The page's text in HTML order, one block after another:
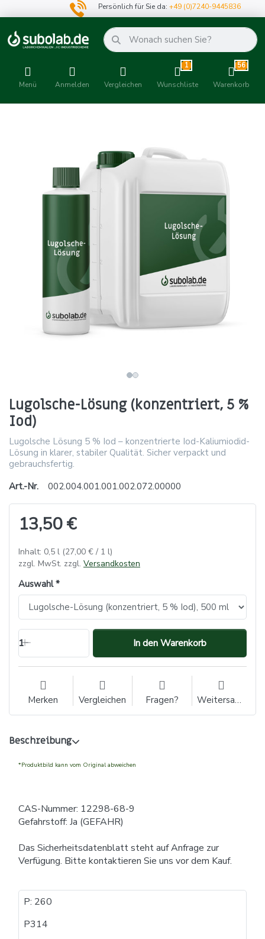
Persönlich für Sie da:+49 (0)7240-9445836
Menü Anmelden Vergleichen
1
Wunschliste
56
Warenkorb
Lugolsche-Lösung (konzentriert, 5 %
Iod)
Lugolsche Lösung 5 % Iod – konzentrierte Iod-Kaliumiodid-
Lösung in klarer, stabiler Qualität. Sicher verpackt und
gebrauchsfertig.
Art.-Nr.
002.004.001.001.002.072.00000
13,50 €
Inhalt: 0,5 l (27,00 € / 1 l)
zzgl. MwSt. zzgl. Versandkosten
Auswahl
1 In den Warenkorb
Merken Vergleichen Fragen? Weitersagen
Beschreibung
*Produktbild kann vom Original abweichen
CAS-Nummer: 12298-68-9
Gefahrstoff: Ja (GEFAHR)
Das Sicherheitsdatenblatt steht auf Anfrage zur
Verfügung. Bitte kontaktieren Sie uns vor dem Kauf.
P: 260
P​​314